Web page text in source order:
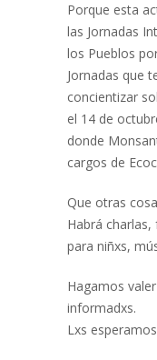
Porque esta
las Jornadas
los Pueblos
Jornadas que
concientizar
el 14 de
donde
cargos de
Que otras
Habrá
para niñxs,
Hagamos
informadxs.
Lxs